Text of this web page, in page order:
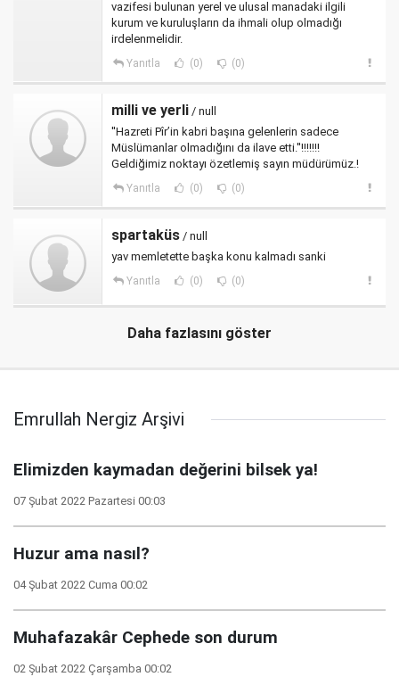
vazifesi bulunan yerel ve ulusal manadaki ilgili
kurum ve kuruluşların da ihmali olup olmadığı
irdelenmelidir.
Yanıtla (0) (0)
milli ve yerli / null
''Hazreti Pîr’in kabri başına gelenlerin sadece
Müslümanlar olmadığını da ilave etti.''!!!!!!!
Geldiğimiz noktayı özetlemiş sayın müdürümüz.!
Yanıtla (0) (0)
spartaküs / null
yav memletette başka konu kalmadı sanki
Yanıtla (0) (0)
Daha fazlasını göster
Emrullah Nergiz Arşivi
Elimizden kaymadan değerini bilsek ya!
07 Şubat 2022 Pazartesi 00:03
Huzur ama nasıl?
04 Şubat 2022 Cuma 00:02
Muhafazakâr Cephede son durum
02 Şubat 2022 Çarşamba 00:02